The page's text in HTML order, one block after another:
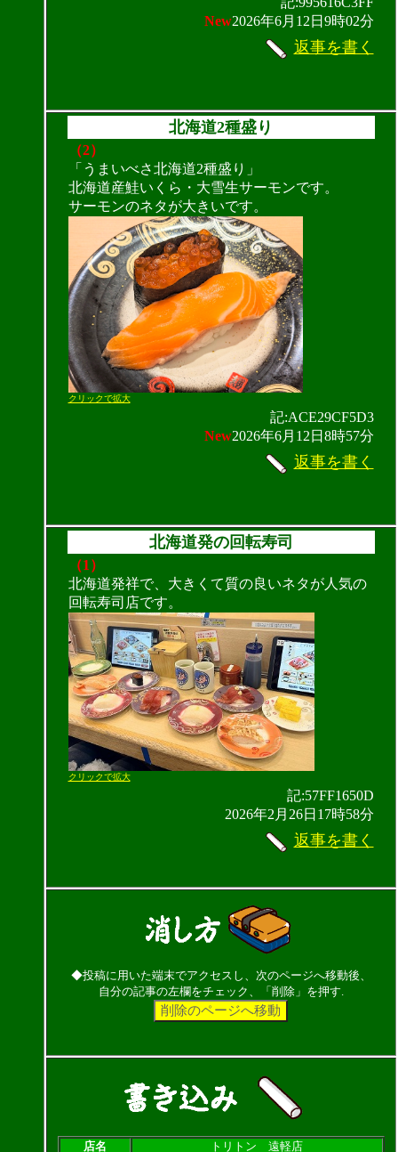
New2026年6月12日9時02分
返事を書く
北海道2種盛り
（2）
「うまいべさ北海道2種盛り」
北海道産鮭いくら・大雪生サーモンです。
サーモンのネタが大きいです。
クリックで拡大
記:ACE29CF5D3
New2026年6月12日8時57分
返事を書く
北海道発の回転寿司
（1）
北海道発祥で、大きくて質の良いネタが人気の
回転寿司店です。
クリックで拡大
記:57FF1650D
2026年2月26日17時58分
返事を書く
◆投稿に用いた端末でアクセスし、次のページへ移動後、
自分の記事の左欄をチェック、「削除」を押す.
店名
トリトン 遠軽店